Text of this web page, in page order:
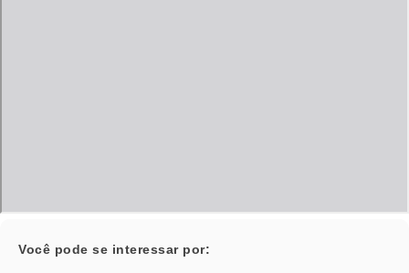
Você pode se interessar por: